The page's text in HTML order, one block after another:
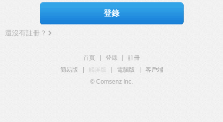
登錄
還沒有註冊？
首頁 登錄
註冊
簡易版
觸屏版 電腦版
客戶端
© Comsenz Inc.